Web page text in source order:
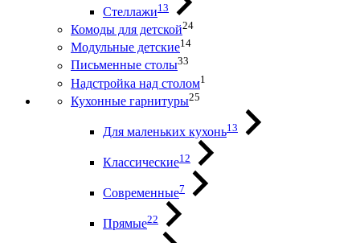
Стеллажи13
Комоды для детской24
Модульные детские14
Письменные столы33
Надстройка над столом1
Кухонные гарнитуры25
Для маленьких кухонь13
Классические12
Современные7
Прямые22